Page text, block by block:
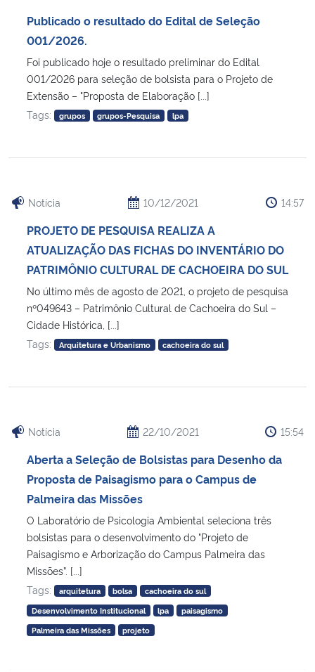
Ministério da Saúde
Ministério de Minas e Energia
Ministério da Ciência, Tecnologia, Inovações e Comunicações
Ministério do Meio Ambiente
Ministério do Turismo
Ministério do Desenvolvimento Regional
Controladoria-Geral da União
Ministério da Mulher, da Família e dos Direitos Humanos
Secretaria-Geral
Secretaria de Governo
Advocacia-Geral da União
Banco Central do Brasil
Planalto
Publicado o resultado do Edital de Seleção
001/2026.
Foi publicado hoje o resultado preliminar do Edital
001/2026 para seleção de bolsista para o Projeto de
Extensão – "Proposta de Elaboração [...]
Tags:
grupos grupos-Pesquisa lpa
Notícia 10/12/2021 14:57
PROJETO DE PESQUISA REALIZA A
ATUALIZAÇÃO DAS FICHAS DO INVENTÁRIO DO
PATRIMÔNIO CULTURAL DE CACHOEIRA DO SUL
No último mês de agosto de 2021, o projeto de pesquisa
nº049643 – Patrimônio Cultural de Cachoeira do Sul –
Cidade Histórica, [...]
Tags:
Arquitetura e Urbanismo cachoeira do sul
Notícia 22/10/2021 15:54
Aberta a Seleção de Bolsistas para Desenho da
Proposta de Paisagismo para o Campus de
Palmeira das Missões
O Laboratório de Psicologia Ambiental seleciona três
bolsistas para o desenvolvimento do "Projeto de
Paisagismo e Arborização do Campus Palmeira das
Missões”. [...]
Tags:
arquitetura bolsa
cachoeira do sul
Desenvolvimento Institucional
lpa
paisagismo
Palmeira das Missões
projeto